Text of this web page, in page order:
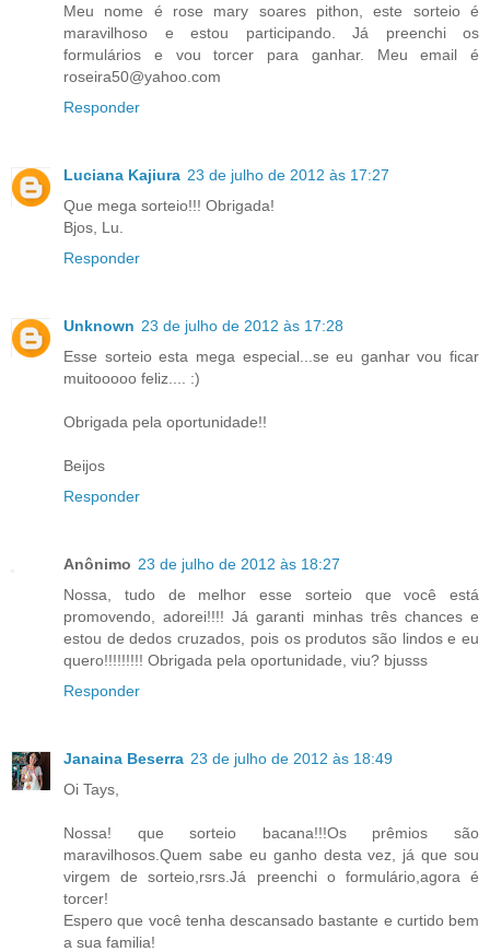
Meu nome é rose mary soares pithon, este sorteio é
maravilhoso e estou participando. Já preenchi os
formulários e vou torcer para ganhar. Meu email é
roseira50@yahoo.com
Responder
Luciana Kajiura 23 de julho de 2012 às 17:27
Que mega sorteio!!! Obrigada!
Bjos, Lu.
Responder
Unknown 23 de julho de 2012 às 17:28
Esse sorteio esta mega especial...se eu ganhar vou ficar
muitooooo feliz.... :)
Obrigada pela oportunidade!!
Beijos
Responder
Anônimo 23 de julho de 2012 às 18:27
Nossa, tudo de melhor esse sorteio que você está
promovendo, adorei!!!! Já garanti minhas três chances e
estou de dedos cruzados, pois os produtos são lindos e eu
quero!!!!!!!!! Obrigada pela oportunidade, viu? bjusss
Responder
Janaina Beserra 23 de julho de 2012 às 18:49
Oi Tays,
Nossa! que sorteio bacana!!!Os prêmios são
maravilhosos.Quem sabe eu ganho desta vez, já que sou
virgem de sorteio,rsrs.Já preenchi o formulário,agora é
torcer!
Espero que você tenha descansado bastante e curtido bem
a sua familia!